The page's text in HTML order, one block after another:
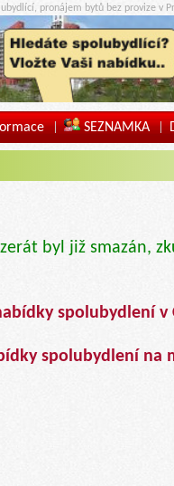
pronájem bytů bez provize v
| SEZNAMKA |
byl již smazán,
spolubydlení v
spolubydlení na